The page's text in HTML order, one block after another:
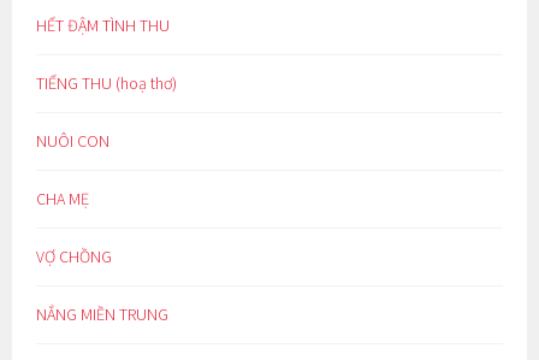
HẾT ĐẬM TÌNH THU
TIẾNG THU (hoạ thơ)
NUÔI CON
CHA MẸ
VỢ CHỒNG
NẮNG MIỀN TRUNG